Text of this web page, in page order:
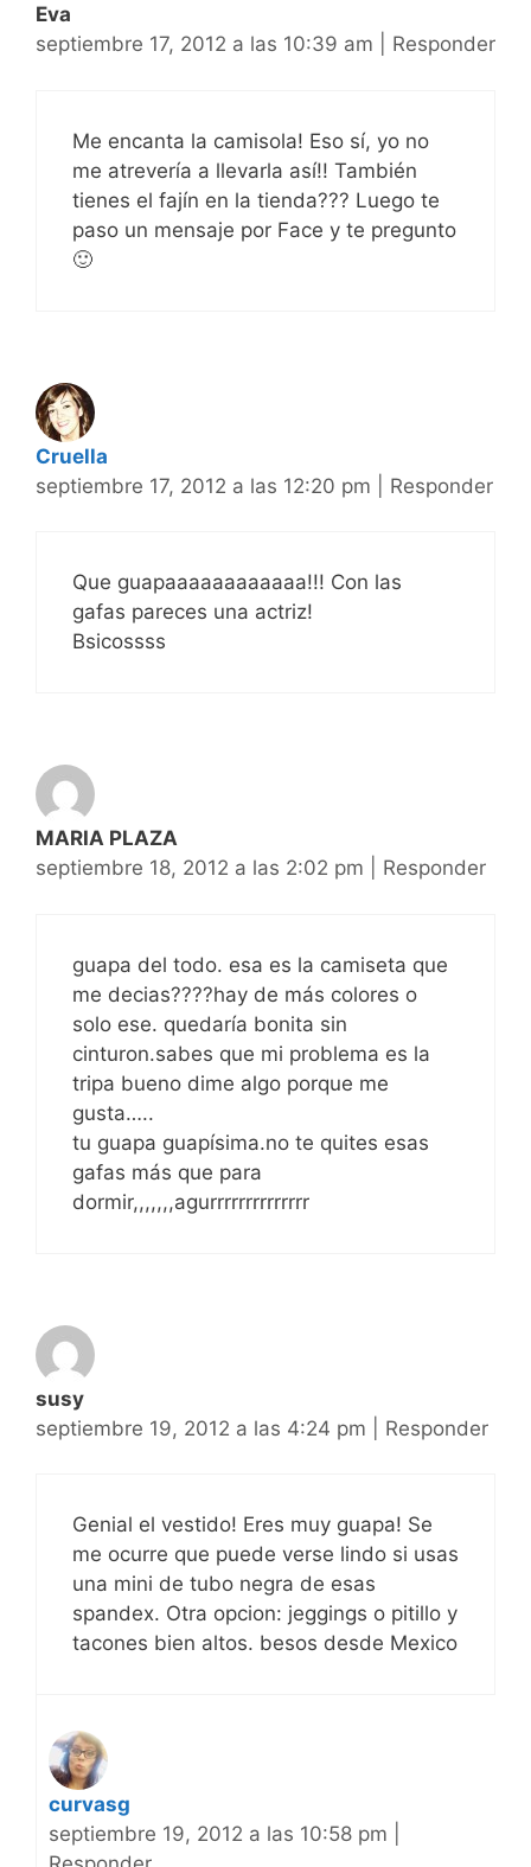
Eva
septiembre 17, 2012 a las 10:39 am
Responder
Me encanta la camisola! Eso sí, yo no
me atrevería a llevarla así!! También
tienes el fajín en la tienda??? Luego te
paso un mensaje por Face y te pregunto
🙂
Cruella
septiembre 17, 2012 a las 12:20 pm
Responder
Que guapaaaaaaaaaaaa!!! Con las
gafas pareces una actriz!
Bsicossss
MARIA PLAZA
septiembre 18, 2012 a las 2:02 pm
Responder
guapa del todo. esa es la camiseta que
me decias????hay de más colores o
solo ese. quedaría bonita sin
cinturon.sabes que mi problema es la
tripa bueno dime algo porque me
gusta…..
tu guapa guapísima.no te quites esas
gafas más que para
dormir,,,,,,,agurrrrrrrrrrrrrr
susy
septiembre 19, 2012 a las 4:24 pm
Responder
Genial el vestido! Eres muy guapa! Se
me ocurre que puede verse lindo si usas
una mini de tubo negra de esas
spandex. Otra opcion: jeggings o pitillo y
tacones bien altos. besos desde Mexico
curvasg
septiembre 19, 2012 a las 10:58 pm